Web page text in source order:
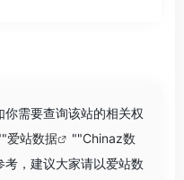
需要查询该站的相关权
爱站数据 ""Chinaz数
，建议大家请以爱站数